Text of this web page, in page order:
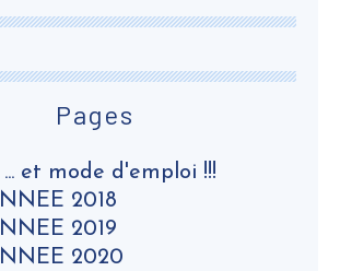
Pages
et mode d'emploi !!!
2018
2019
2020